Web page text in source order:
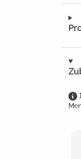
1